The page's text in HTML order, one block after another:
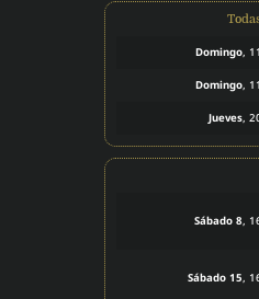
Domingo,
Domingo,
Jueves,
Sábado 8,
Sábado 15,